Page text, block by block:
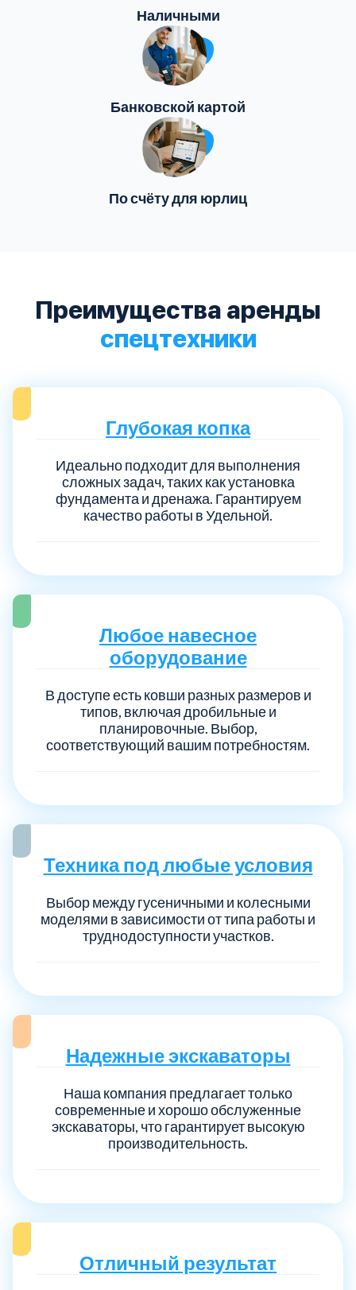
Наличными
Банковской картой
По счёту для юрлиц
Преимущества аренды
спецтехники
Глубокая копка
Идеально подходит для выполнения
сложных задач, таких как установка
фундамента и дренажа. Гарантируем
качество работы в Удельной.
Любое навесное
оборудование
В доступе есть ковши разных размеров и
типов, включая дробильные и
планировочные. Выбор,
соответствующий вашим потребностям.
Техника под любые условия
Выбор между гусеничными и колесными
моделями в зависимости от типа работы и
труднодоступности участков.
Надежные экскаваторы
Наша компания предлагает только
современные и хорошо обслуженные
экскаваторы, что гарантирует высокую
производительность.
Отличный результат